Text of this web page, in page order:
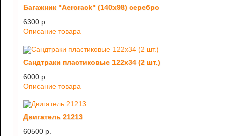
Багажник "Aerorack" (140х98) серебро
6300 p.
Описание товара
Сандтраки пластиковые 122х34 (2 шт.)
6000 p.
Описание товара
Двигатель 21213
60500 p.